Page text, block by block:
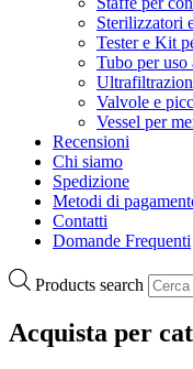
Sterilizzatori
Tester e Kit
Tubo per uso
Valvole e
Vessel per
Recensioni
Chi siamo
Spedizione
Metodi di
Contatti
Domande Frequenti
Products search
Acquista per